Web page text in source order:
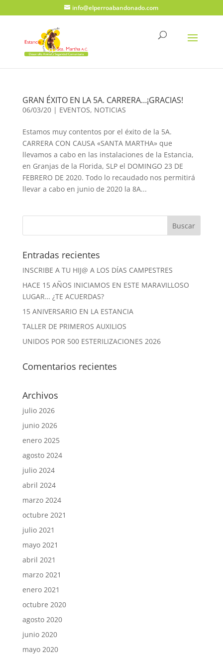
info@elperroabandonado.com
GRAN ÉXITO EN LA 5A. CARRERA…¡GRACIAS!
06/03/20| EVENTOS, NOTICIAS
Estamos muy contentos por el éxito de la 5A.
CARRERA CON CAUSA «SANTA MARTHA» que
llevamos a cabo en las instalaciones de la Estancia,
en Granjas de la Florida, SLP el DOMINGO 23 DE
FEBRERO DE 2020. Todo lo recaudado nos permitirá
llevar a cabo en junio de 2020 la 8A...
Entradas recientes
INSCRIBE A TU HIJ@ A LOS DÍAS CAMPESTRES
HACE 15 AÑOS INICIAMOS EN ESTE MARAVILLOSO
LUGAR… ¿TE ACUERDAS?
15 ANIVERSARIO EN LA ESTANCIA
TALLER DE PRIMEROS AUXILIOS
UNIDOS POR 500 ESTERILIZACIONES 2026
Comentarios recientes
Archivos
julio 2026
junio 2026
enero 2025
agosto 2024
julio 2024
abril 2024
marzo 2024
octubre 2021
julio 2021
mayo 2021
abril 2021
marzo 2021
enero 2021
octubre 2020
agosto 2020
junio 2020
mayo 2020